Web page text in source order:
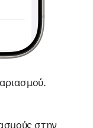
στην